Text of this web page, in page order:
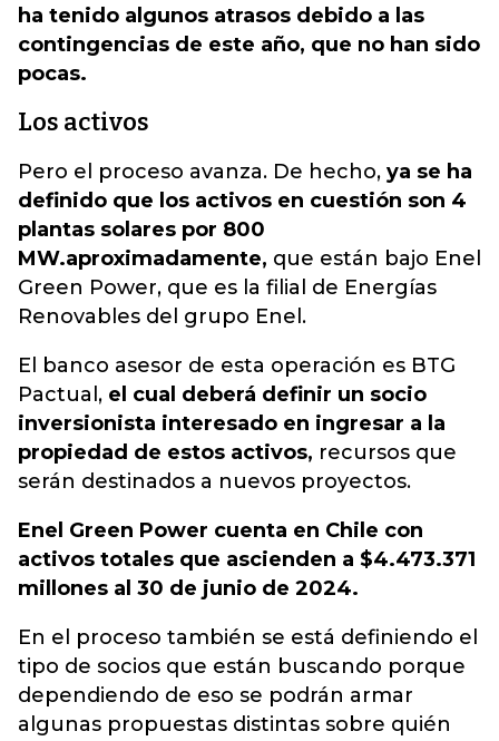
ha tenido algunos atrasos debido a las
contingencias de este año, que no han sido
pocas.
Los activos
Pero el proceso avanza. De hecho, ya se ha
definido que los activos en cuestión son 4
plantas solares por 800
MW.aproximadamente, que están bajo Enel
Green Power, que es la filial de Energías
Renovables del grupo Enel.
El banco asesor de esta operación es BTG
Pactual, el cual deberá definir un socio
inversionista interesado en ingresar a la
propiedad de estos activos, recursos que
serán destinados a nuevos proyectos.
Enel Green Power cuenta en Chile con
activos totales que ascienden a $4.473.371
millones al 30 de junio de 2024.
En el proceso también se está definiendo el
tipo de socios que están buscando porque
dependiendo de eso se podrán armar
algunas propuestas distintas sobre quién